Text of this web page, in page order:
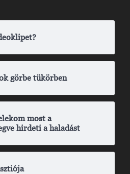
görbe tükörben
most a
hirdeti a haladást